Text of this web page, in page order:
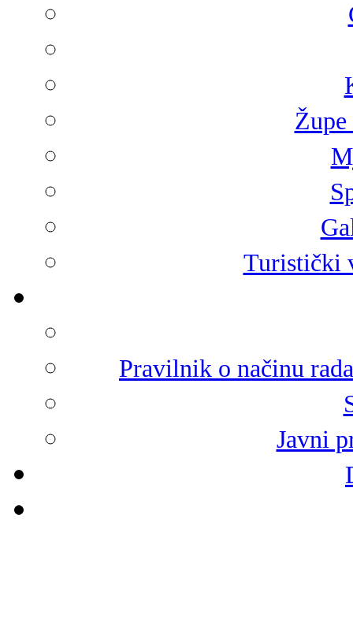
Turistički
Pravilnik o načinu
Javni